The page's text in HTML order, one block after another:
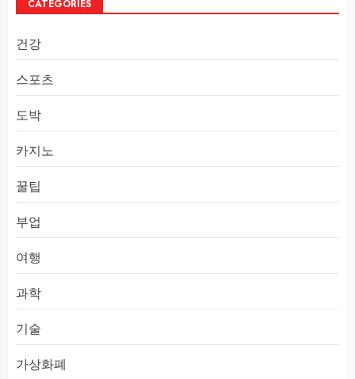
CATEGORIES
건강
스포츠
도박
카지노
꿀팁
부업
여행
과학
기술
가상화폐